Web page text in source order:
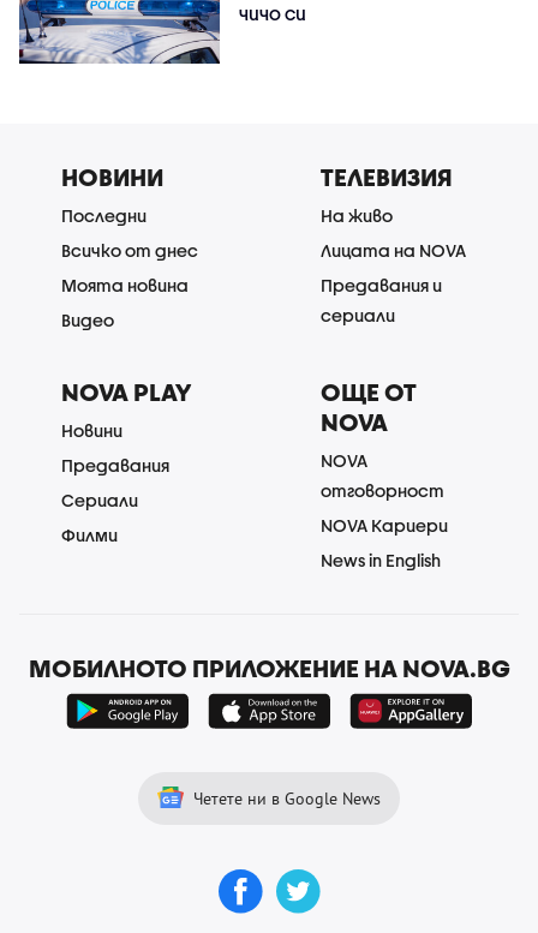
чичо си
НОВИНИ
Последни
Всичко от днес
Моята новина
Видео
ТЕЛЕВИЗИЯ
На живо
Лицата на NOVA
Предавания и
сериали
NOVA PLAY
Новини
Предавания
Сериали
Филми
ОЩЕ ОТ
NOVA
NOVA
отговорност
NOVA Кариери
News in English
МОБИЛНОТО ПРИЛОЖЕНИЕ НА NOVA.BG
Четете ни в Google News